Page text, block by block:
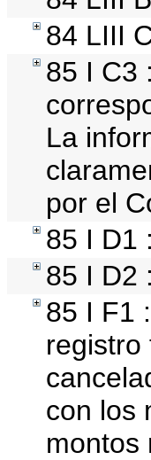
84 LIII
85 I C3
La
por el
85 I D1
85 I D2
85 I F1
registro
con los
montos